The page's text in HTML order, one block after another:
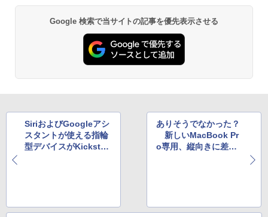
Google 検索で当サイトの記事を優先表示させる
SiriおよびGoogleアシ
スタントが使える指輪
型デバイスがKickstart
ありそうでなかった？
新しいMacBook Pr
o専用、縦向きに差し